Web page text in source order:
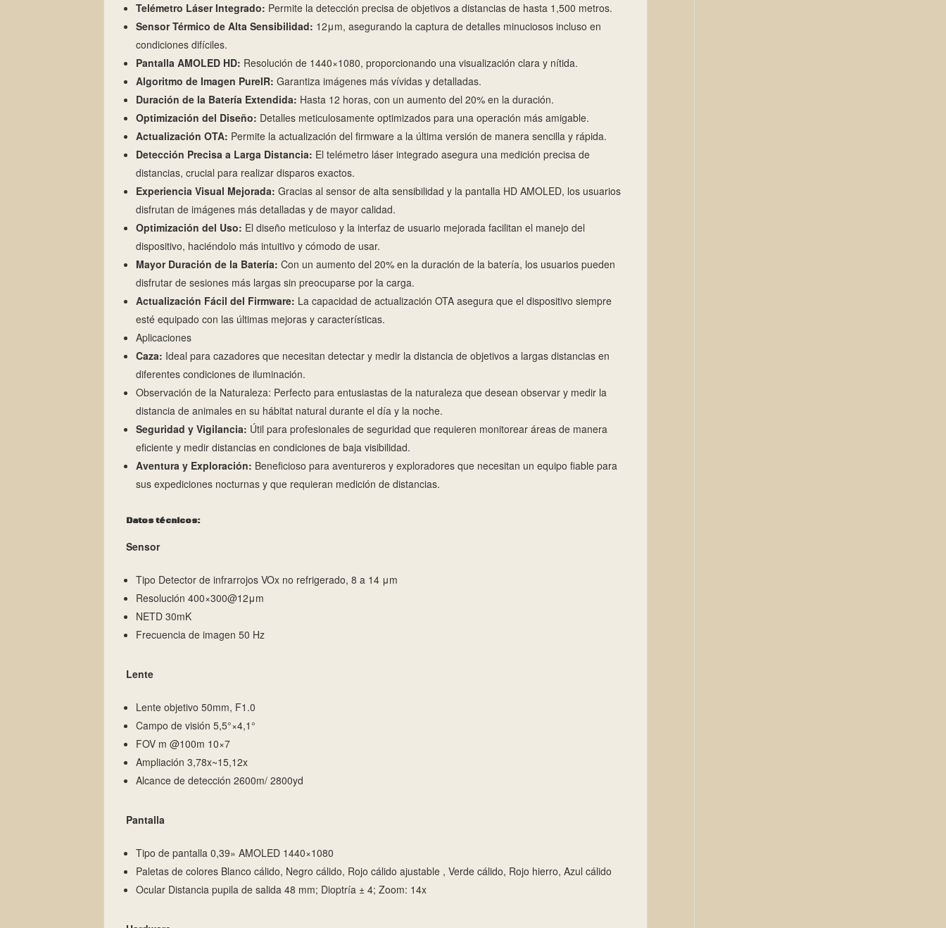
Telémetro Láser Integrado: Permite la detección precisa de objetivos a distancias de hasta 1,500 metros.
Sensor Térmico de Alta Sensibilidad: 12μm, asegurando la captura de detalles minuciosos incluso en
condiciones difíciles.
Pantalla AMOLED HD: Resolución de 1440×1080, proporcionando una visualización clara y nítida.
Algoritmo de Imagen PureIR: Garantiza imágenes más vívidas y detalladas.
Duración de la Batería Extendida: Hasta 12 horas, con un aumento del 20% en la duración.
Optimización del Diseño: Detalles meticulosamente optimizados para una operación más amigable.
Actualización OTA: Permite la actualización del firmware a la última versión de manera sencilla y rápida.
Detección Precisa a Larga Distancia: El telémetro láser integrado asegura una medición precisa de
distancias, crucial para realizar disparos exactos.
Experiencia Visual Mejorada: Gracias al sensor de alta sensibilidad y la pantalla HD AMOLED, los usuarios
disfrutan de imágenes más detalladas y de mayor calidad.
Optimización del Uso: El diseño meticuloso y la interfaz de usuario mejorada facilitan el manejo del
dispositivo, haciéndolo más intuitivo y cómodo de usar.
Mayor Duración de la Batería: Con un aumento del 20% en la duración de la batería, los usuarios pueden
disfrutar de sesiones más largas sin preocuparse por la carga.
Actualización Fácil del Firmware: La capacidad de actualización OTA asegura que el dispositivo siempre
esté equipado con las últimas mejoras y características.
Aplicaciones
Caza: Ideal para cazadores que necesitan detectar y medir la distancia de objetivos a largas distancias en
diferentes condiciones de iluminación.
Observación de la Naturaleza: Perfecto para entusiastas de la naturaleza que desean observar y medir la
distancia de animales en su hábitat natural durante el día y la noche.
Seguridad y Vigilancia: Útil para profesionales de seguridad que requieren monitorear áreas de manera
eficiente y medir distancias en condiciones de baja visibilidad.
Aventura y Exploración: Beneficioso para aventureros y exploradores que necesitan un equipo fiable para
sus expediciones nocturnas y que requieran medición de distancias.
Datos técnicos:
Sensor
Tipo Detector de infrarrojos VOx no refrigerado, 8 a 14 μm
Resolución 400×300@12μm
NETD 30mK
Frecuencia de imagen 50 Hz
Lente
Lente objetivo 50mm, F1.0
Campo de visión 5,5°×4,1°
FOV m @100m 10×7
Ampliación 3,78x~15,12x
Alcance de detección 2600m/ 2800yd
Pantalla
Tipo de pantalla 0,39» AMOLED 1440×1080
Paletas de colores Blanco cálido, Negro cálido, Rojo cálido ajustable , Verde cálido, Rojo hierro, Azul cálido
Ocular Distancia pupila de salida 48 mm; Dioptría ± 4; Zoom: 14x